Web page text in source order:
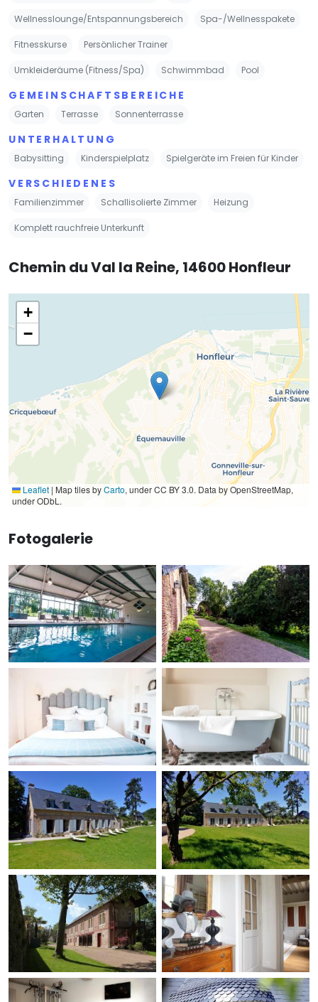
Wellnesslounge/Entspannungsbereich Spa-/Wellnesspakete
Fitnesskurse Persönlicher Trainer
Umkleideräume (Fitness/Spa) Schwimmbad Pool
GEMEINSCHAFTSBEREICHE
Garten Terrasse Sonnenterrasse
UNTERHALTUNG
Babysitting Kinderspielplatz Spielgeräte im Freien für Kinder
VERSCHIEDENES
Familienzimmer Schallisolierte Zimmer Heizung
Komplett rauchfreie Unterkunft
Chemin du Val la Reine, 14600 Honfleur
+
−
Leaflet | Map tiles byCarto, under CC BY 3.0. Data by OpenStreetMap,
under ODbL.
Fotogalerie